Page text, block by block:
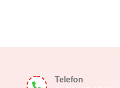

Telefon